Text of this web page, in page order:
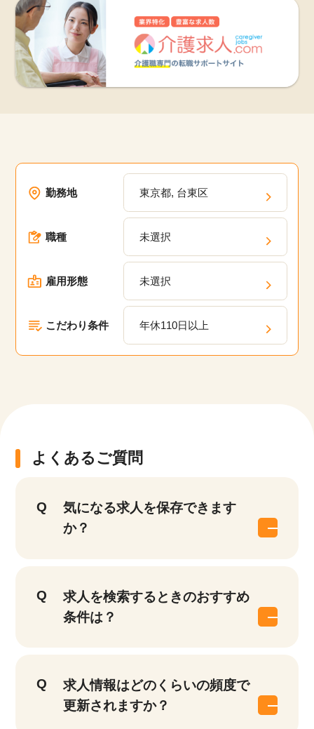
勤務地 東京都, 台東区
職種 未選択
雇用形態 未選択
こだわり条件 年休110日以上
よくあるご質問
気になる求人を保存できます
か？
求人を検索するときのおすすめ
条件は？
求人情報はどのくらいの頻度で
更新されますか？